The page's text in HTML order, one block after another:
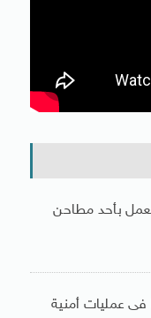
بأحد مطاحن
15 إرهابيا فى عمليات أمنية